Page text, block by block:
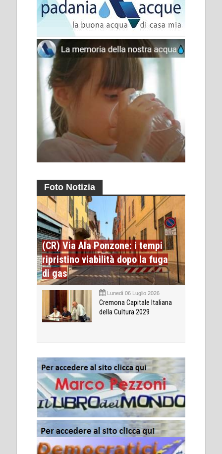
Foto Notizia
(CR) Via Ala Ponzone: i tempi
ripristino viabilità dopo la fuga
di gas
Lunedì 06 Luglio 2026
Cremona Capitale Italiana
della Cultura 2029